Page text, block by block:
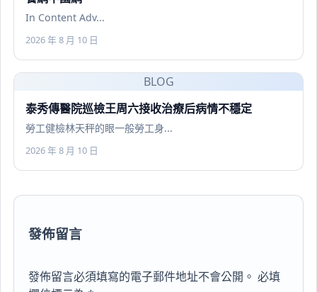
In Content Adv...
2026 年 8 月 10 日
BLOG
泰秀傳醫院巡檢王周六接收治療后病情不穩定
勞工健檢林天秤的眼一般勞工身...
2026 年 8 月 10 日
發佈留言
發佈留言必須填寫的電子郵件地址不會公開。 必填